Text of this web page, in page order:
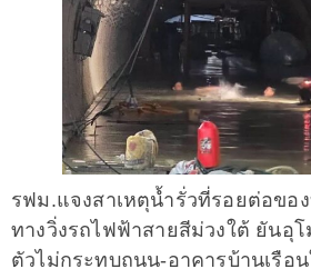
รฟม.แจงสาเหตุน้ำรั่วที่รอยต่อขอ
ทางวิ่งรถไฟฟ้าสายสีม่วงใต้ ยันอุ
ตัวไม่กระทบถนน-อาคารบ้านเรือน